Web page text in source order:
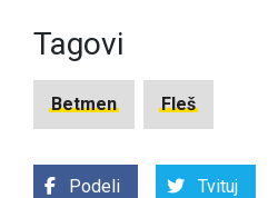
Tagovi
Betmen Fleš
Podeli Tvituj